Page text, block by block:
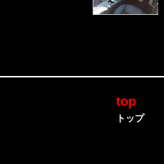
top
トップ